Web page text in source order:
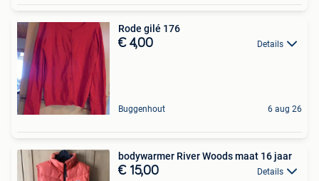
Rode gilé 176
€ 4,00 Details
Buggenhout 6 aug 26
bodywarmer River Woods maat 16 jaar
€ 15,00 Details